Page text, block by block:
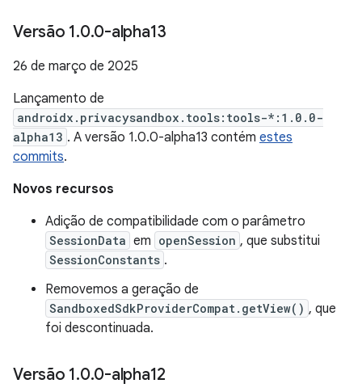
Versão 1.0.0-alpha13
26 de março de 2025
Lançamento de
androidx.privacysandbox.tools:tools-*:1.0.0-
alpha13 . A versão 1.0.0-alpha13 contém estes
commits.
Novos recursos
Adição de compatibilidade com o parâmetro
SessionData em openSession , que substitui
SessionConstants .
Removemos a geração de
SandboxedSdkProviderCompat.getView() , que
foi descontinuada.
Versão 1.0.0-alpha12